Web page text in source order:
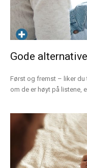
Gode
Først og fremst – liker du
om de er høyt på listene,